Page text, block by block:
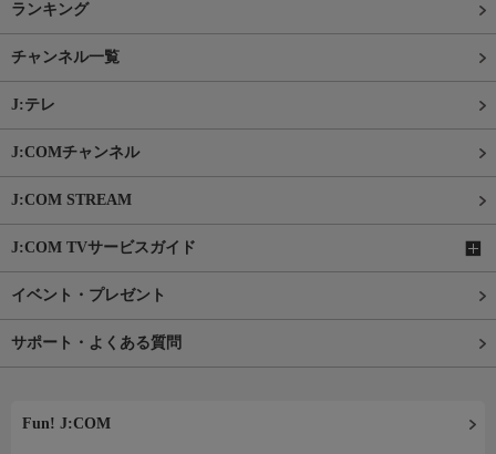
ランキング
チャンネル一覧
J:テレ
J:COMチャンネル
J:COM STREAM
J:COM TVサービスガイド
イベント・プレゼント
サポート・よくある質問
Fun! J:COM